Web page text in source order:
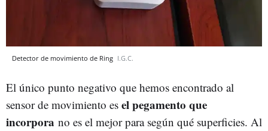
Detector de movimiento de Ring I.G.C.
El único punto negativo que hemos encontrado al
sensor de movimiento es el pegamento que
incorpora no es el mejor para según qué superficies. Al